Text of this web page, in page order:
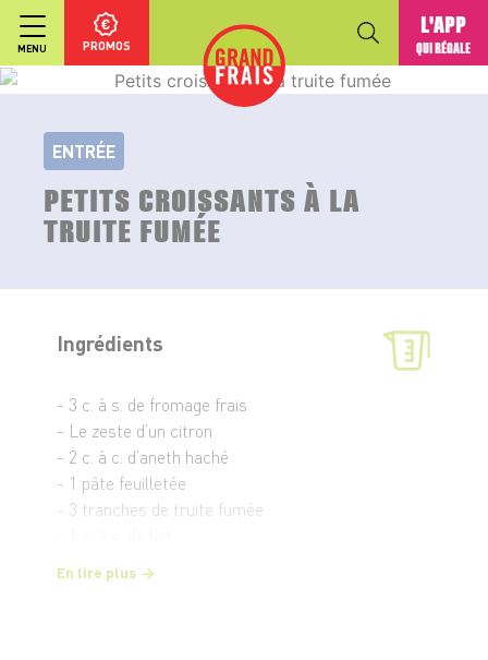
MENU PROMOS
L'APP
QUI RÉGALE
ENTRÉE
PETITS CROISSANTS À LA
TRUITE FUMÉE
Ingrédients
- 3 c. à s. de fromage frais
- Le zeste d’un citron
- 2 c. à c. d’aneth haché
- 1 pâte feuilletée
- 3 tranches de truite fumée
En lire plus